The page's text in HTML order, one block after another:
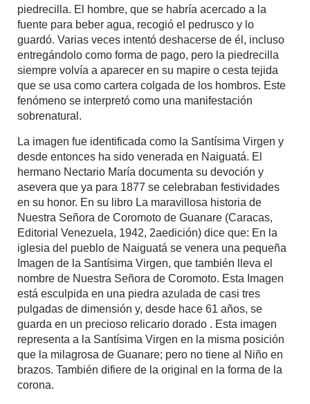
piedrecilla. El hombre, que se habría acercado a la
fuente para beber agua, recogió el pedrusco y lo
guardó. Varias veces intentó deshacerse de él, incluso
entregándolo como forma de pago, pero la piedrecilla
siempre volvía a aparecer en su mapire o cesta tejida
que se usa como cartera colgada de los hombros. Este
fenómeno se interpretó como una manifestación
sobrenatural.
La imagen fue identificada como la Santísima Virgen y
desde entonces ha sido venerada en Naiguatá. El
hermano Nectario María documenta su devoción y
asevera que ya para 1877 se celebraban festividades
en su honor. En su libro La maravillosa historia de
Nuestra Señora de Coromoto de Guanare (Caracas,
Editorial Venezuela, 1942, 2aedición) dice que: En la
iglesia del pueblo de Naiguatá se venera una pequeña
Imagen de la Santísima Virgen, que también lleva el
nombre de Nuestra Señora de Coromoto. Esta Imagen
está esculpida en una piedra azulada de casi tres
pulgadas de dimensión y, desde hace 61 años, se
guarda en un precioso relicario dorado . Esta imagen
representa a la Santísima Virgen en la misma posición
que la milagrosa de Guanare; pero no tiene al Niño en
brazos. También difiere de la original en la forma de la
corona.